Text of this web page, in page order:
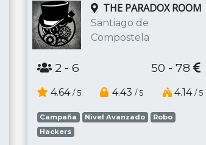
THE PARADOX ROOM
Santiago de
Compostela
2 - 6 50 - 78
4.64 / 5 4.43 / 5 4.14 / 5
Campaña Nivel Avanzado
Robo
Hackers